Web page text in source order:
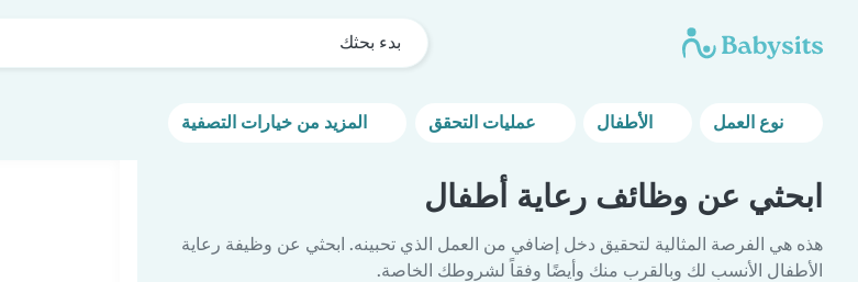
بدء بحثك
الأطفال
ابحثي عن وظائف رعاية أطفال
هذه هي الفرصة المثالية لتحقيق دخل إضافي من العمل الذي تحبينه. ابحثي عن وظيفة رعاية
الأطفال الأنسب لك وبالقرب منك وأيضًا وفقاً لشروطك الخاصة.